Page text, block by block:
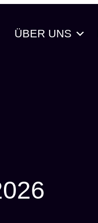
ÜBER UNS